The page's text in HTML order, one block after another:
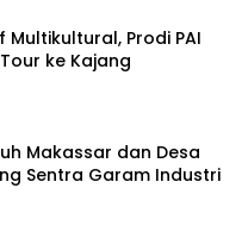
Multikultural, Prodi PAI
ke Kajang
Makassar dan Desa
Sentra Garam Industri